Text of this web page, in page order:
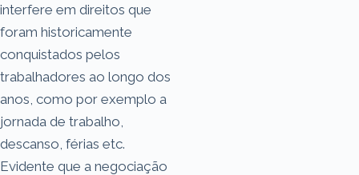
interfere em direitos que
foram historicamente
conquistados pelos
trabalhadores ao longo dos
anos, como por exemplo a
jornada de trabalho,
descanso, férias etc.
Evidente que a negociação